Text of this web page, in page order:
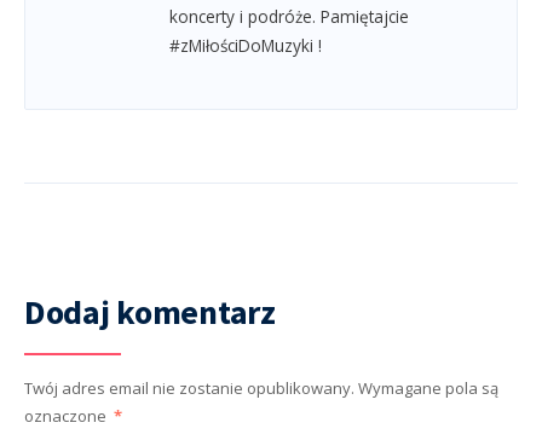
koncerty i podróże. Pamiętajcie
#zMiłościDoMuzyki !
Dodaj komentarz
Twój adres email nie zostanie opublikowany. Wymagane pola są
oznaczone *